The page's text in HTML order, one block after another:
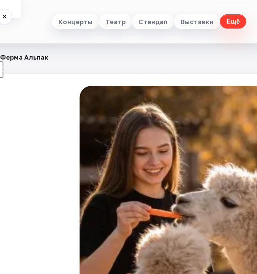
Концерты Театр Стендап Выставки Ещё
×
☾
Ферма Альпак